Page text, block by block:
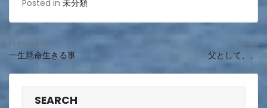
Posted in 未分類
投
稿
ナ
Previous:
一生懸命生きる事
Next:
父として、、
SEARCH